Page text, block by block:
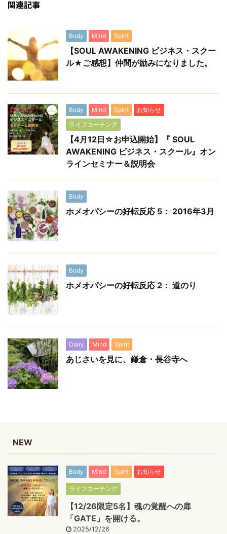
関連記事
Body Mind Spirit
【SOUL AWAKENING ビジネス・スクー
ル★ご感想】仲間が励みになりました。
Body Mind Spirit
お知らせ
ライフコーチング
【4月12日☆お申込開始】『 SOUL
AWAKENING ビジネス・スクール』オン
ラインセミナー＆説明会
Body
ホメオパシーの好転反応 5： 2016年3月
Body
ホメオパシーの好転反応 2： 道のり
Diary Mind Spirit
あじさいを見に、鎌倉・長谷寺へ
NEW
Body Mind Spirit お知らせ
ライフコーチング
【12/26限定5名】魂の覚醒への扉
「GATE」を開ける。
2025/12/26